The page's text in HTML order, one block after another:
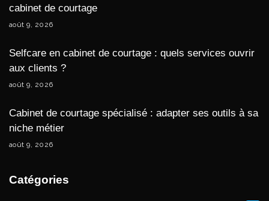
cabinet de courtage
août 9, 2026
Selfcare en cabinet de courtage : quels services ouvrir
aux clients ?
août 9, 2026
Cabinet de courtage spécialisé : adapter ses outils à sa
niche métier
août 9, 2026
Catégories